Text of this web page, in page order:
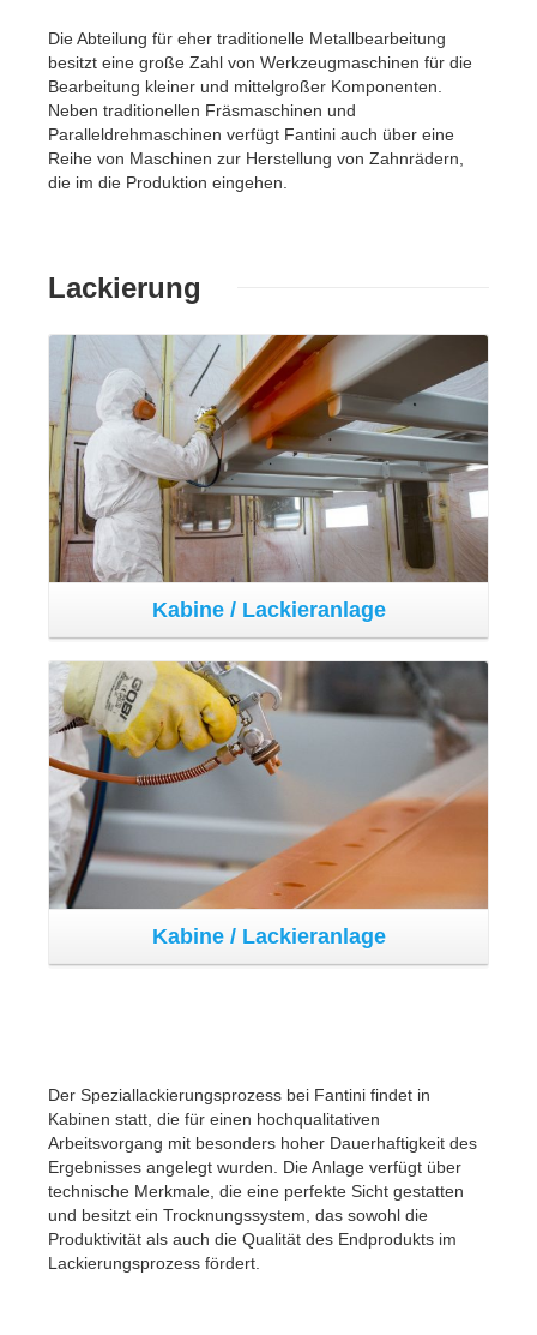
Der Speziallackierungsprozess bei Fantini findet in
Kabinen statt, die für einen hochqualitativen
Arbeitsvorgang mit besonders hoher Dauerhaftigkeit des
Ergebnisses angelegt wurden. Die Anlage verfügt über
technische Merkmale, die eine perfekte Sicht gestatten
und besitzt ein Trocknungssystem, das sowohl die
Produktivität als auch die Qualität des Endprodukts im
Lackierungsprozess fördert.
Abteilung für
Elektrotechnik